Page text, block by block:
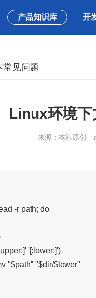
产品知识库 开
常见问题
Linux环境下
来源：本站原创
-r path; do
'[:lower:]')
"$path" "$dir/$lower"